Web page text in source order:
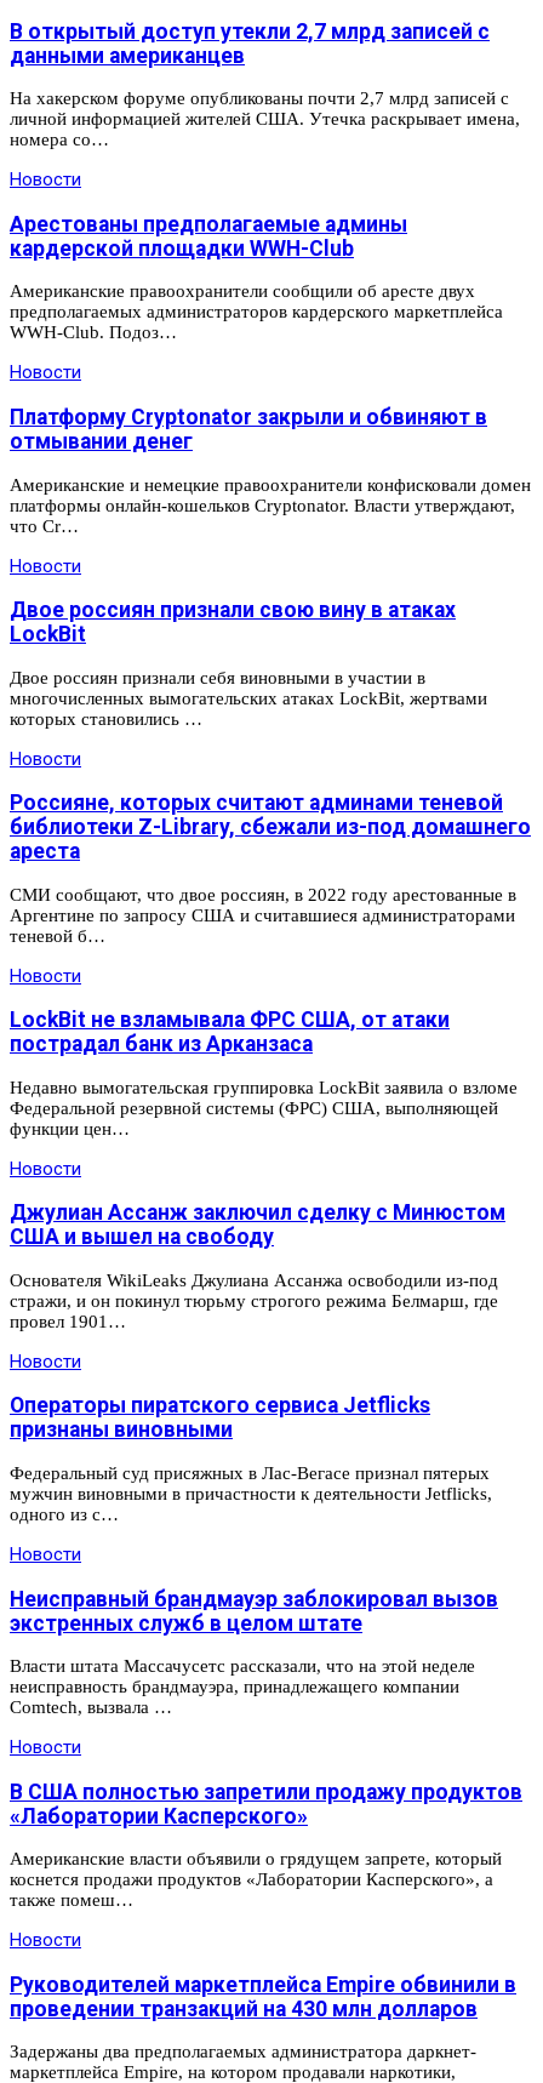
В открытый доступ утекли 2,7 млрд записей с
данными американцев
На хакерском форуме опубликованы почти 2,7 млрд записей с
личной информацией жителей США. Утечка раскрывает имена,
номера со…
Новости
Арестованы предполагаемые админы
кардерской площадки WWH-Club
Американские правоохранители сообщили об аресте двух
предполагаемых администраторов кардерского маркетплейса
WWH-Club. Подоз…
Новости
Платформу Cryptonator закрыли и обвиняют в
отмывании денег
Американские и немецкие правоохранители конфисковали домен
платформы онлайн-кошельков Cryptonator. Власти утверждают,
что Cr…
Новости
Двое россиян признали свою вину в атаках
LockBit
Двое россиян признали себя виновными в участии в
многочисленных вымогательских атаках LockBit, жертвами
которых становились …
Новости
Россияне, которых считают админами теневой
библиотеки Z-Library, сбежали из-под домашнего
ареста
СМИ сообщают, что двое россиян, в 2022 году арестованные в
Аргентине по запросу США и считавшиеся администраторами
теневой б…
Новости
LockBit не взламывала ФРС США, от атаки
пострадал банк из Арканзаса
Недавно вымогательская группировка LockBit заявила о взломе
Федеральной резервной системы (ФРС) США, выполняющей
функции цен…
Новости
Джулиан Ассанж заключил сделку с Минюстом
США и вышел на свободу
Основателя WikiLeaks Джулиана Ассанжа освободили из-под
стражи, и он покинул тюрьму строгого режима Белмарш, где
провел 1901…
Новости
Операторы пиратского сервиса Jetflicks
признаны виновными
Федеральный суд присяжных в Лас-Вегасе признал пятерых
мужчин виновными в причастности к деятельности Jetflicks,
одного из с…
Новости
Неисправный брандмауэр заблокировал вызов
экстренных служб в целом штате
Власти штата Массачусетс рассказали, что на этой неделе
неисправность брандмауэра, принадлежащего компании
Comtech, вызвала …
Новости
В США полностью запретили продажу продуктов
«Лаборатории Касперского»
Американские власти объявили о грядущем запрете, который
коснется продажи продуктов «Лаборатории Касперского», а
также помеш…
Новости
Руководителей маркетплейса Empire обвинили в
проведении транзакций на 430 млн долларов
Задержаны два предполагаемых администратора даркнет-
маркетплейса Empire, на котором продавали наркотики,